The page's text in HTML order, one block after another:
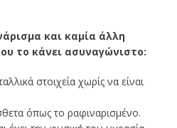
και καμία άλλη
το κάνει ασυναγώνιστο:
στοιχεία χωρίς να είναι
όπως το ραφιναρισμένο.